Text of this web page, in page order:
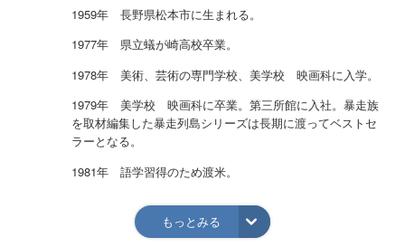
1959年 長野県松本市に生まれる。
1977年 県立蟻が崎高校卒業。
1978年 美術、芸術の専門学校、美学校 映画科に入学。
1979年 美学校 映画科に卒業。第三所館に入社。暴走族
を取材編集した暴走列島シリーズは長期に渡ってベストセ
ラーとなる。
1981年 語学習得のため渡米。
1982年 電気もガスも水道もないカリフォルニア山中で、
エコライフを実践するコミュニティに参加。そこで自然農
法家、福岡正信氏の直弟子、原秀雄と結婚。
もっとみる